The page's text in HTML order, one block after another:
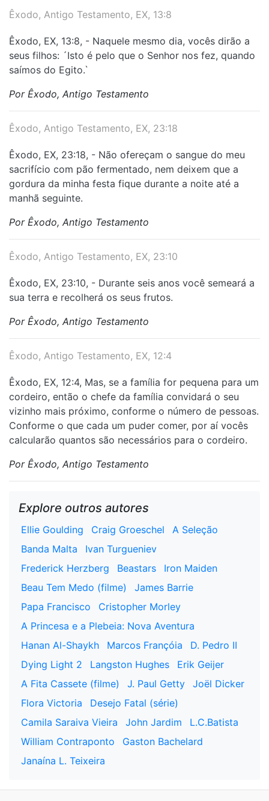
Êxodo, Antigo Testamento, EX, 13:8
Êxodo, EX, 13:8, - Naquele mesmo dia, vocês dirão a
seus filhos: ´Isto é pelo que o Senhor nos fez, quando
saímos do Egito.`
Por Êxodo, Antigo Testamento
Êxodo, Antigo Testamento, EX, 23:18
Êxodo, EX, 23:18, - Não ofereçam o sangue do meu
sacrifício com pão fermentado, nem deixem que a
gordura da minha festa fique durante a noite até a
manhã seguinte.
Por Êxodo, Antigo Testamento
Êxodo, Antigo Testamento, EX, 23:10
Êxodo, EX, 23:10, - Durante seis anos você semeará a
sua terra e recolherá os seus frutos.
Por Êxodo, Antigo Testamento
Êxodo, Antigo Testamento, EX, 12:4
Êxodo, EX, 12:4, Mas, se a família for pequena para um
cordeiro, então o chefe da família convidará o seu
vizinho mais próximo, conforme o número de pessoas.
Conforme o que cada um puder comer, por aí vocês
calcularão quantos são necessários para o cordeiro.
Por Êxodo, Antigo Testamento
Explore outros autores
Ellie Goulding Craig Groeschel
A Seleção
Banda Malta
Ivan Turgueniev
Frederick Herzberg
Beastars
Iron Maiden
Beau Tem Medo (filme)
James Barrie
Papa Francisco
Cristopher Morley
A Princesa e a Plebeia: Nova Aventura
Hanan Al-Shaykh
Marcos Françóia
D. Pedro II
Dying Light 2
Langston Hughes
Erik Geijer
A Fita Cassete (filme)
J. Paul Getty
Joël Dicker
Flora Victoria
Desejo Fatal (série)
Camila Saraiva Vieira
John Jardim
L.C.Batista
William Contraponto
Gaston Bachelard
Janaína L. Teixeira